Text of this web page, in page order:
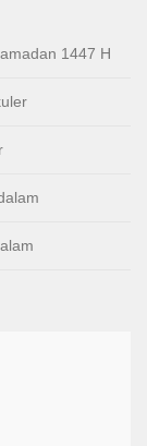
1447 H